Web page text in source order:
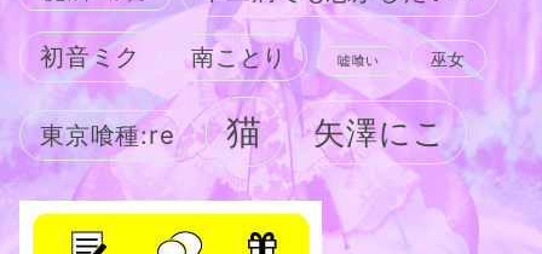
初音ミク 南ことり 嘘喰い 巫女
東京喰種:re 猫 矢澤にこ